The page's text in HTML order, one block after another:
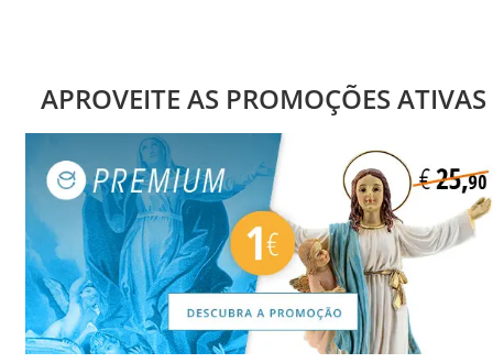
APROVEITE AS PROMOÇÕES ATIVAS